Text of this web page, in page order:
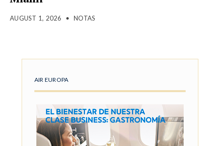
AUGUST 1, 2026 • NOTAS
AIR EUROPA